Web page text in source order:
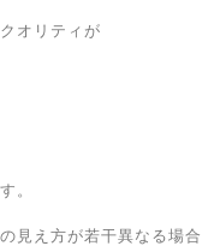
オリティが
。
見え方が若干異なる場合